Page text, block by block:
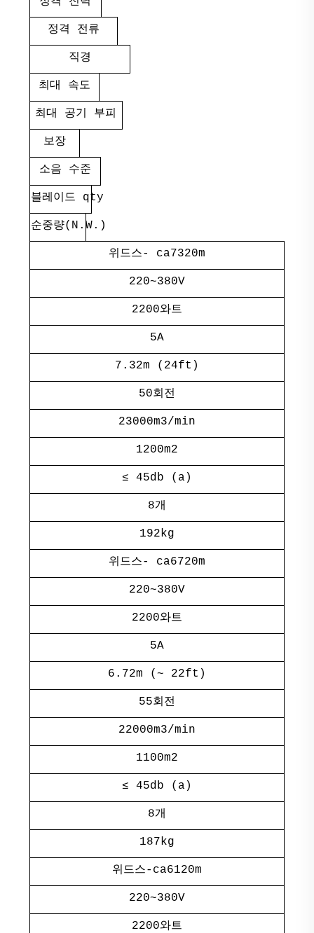
정격 전류
직경
최대 속도
최대 공기 부피
보장
소음 수준
블레이드 qty
순중량(N.W.)
위드스- ca7320m
220~380V
2200와트
5A
7.32m (24ft)
50회전
23000m3/min
1200m2
≤ 45db (a)
8개
192kg
위드스- ca6720m
220~380V
2200와트
5A
6.72m (~ 22ft)
55회전
22000m3/min
1100m2
≤ 45db (a)
8개
187kg
위드스-ca6120m
220~380V
2200와트